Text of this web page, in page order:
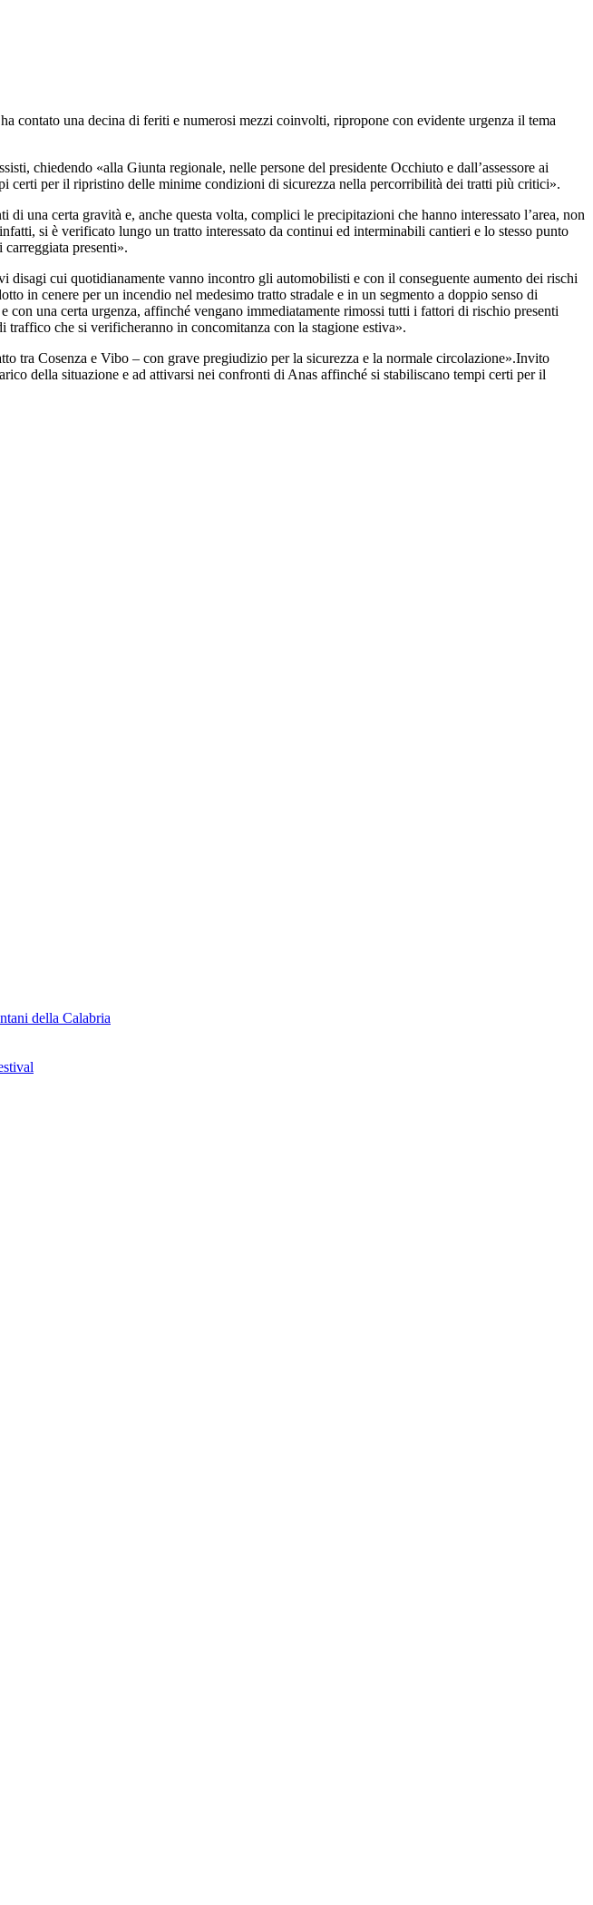
contato una decina di feriti e numerosi mezzi coinvolti, ripropone con evidente urgenza il tema
chiedendo «alla Giunta regionale, nelle persone del presidente Occhiuto e dall’assessore ai
certi per il ripristino delle minime condizioni di sicurezza nella percorribilità dei tratti più critici».
una certa gravità e, anche questa volta, complici le precipitazioni che hanno interessato l’area, non
si è verificato lungo un tratto interessato da continui ed interminabili cantieri e lo stesso punto
presenti».
disagi cui quotidianamente vanno incontro gli automobilisti e con il conseguente aumento dei rischi
in cenere per un incendio nel medesimo tratto stradale e in un segmento a doppio senso di
una certa urgenza, affinché vengano immediatamente rimossi tutti i fattori di rischio presenti
che si verificheranno in concomitanza con la stagione estiva».
tra Cosenza e Vibo – con grave pregiudizio per la sicurezza e la normale circolazione».Invito
della situazione e ad attivarsi nei confronti di Anas affinché si stabiliscano tempi certi per il
della Calabria